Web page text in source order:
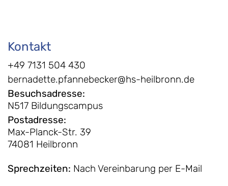
Kontakt
+49 7131 504 430
bernadette.pfannebecker@hs-heilbronn.de
Besuchsadresse:
N517 Bildungscampus
Postadresse:
Max-Planck-Str. 39
74081 Heilbronn
Sprechzeiten: Nach Vereinbarung per E-Mail